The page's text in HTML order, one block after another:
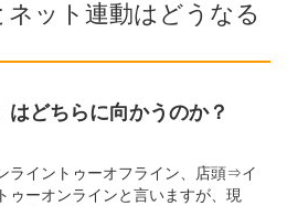
ット連動はどうなる
どちらに向かうのか？
ライントゥーオフライン、店頭⇒イ
ゥーオンラインと言いますが、現